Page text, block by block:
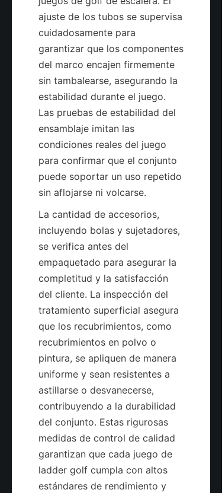
ajuste de los tubos se supervisa
cuidadosamente para
garantizar que los componentes
del marco encajen firmemente
sin tambalearse, asegurando la
estabilidad durante el juego.
Las pruebas de estabilidad del
ensamblaje imitan las
condiciones reales del juego
para confirmar que el conjunto
puede soportar un uso repetido
La cantidad de accesorios,
incluyendo bolas y sujetadores,
se verifica antes del
empaquetado para asegurar la
completitud y la satisfacción
del cliente. La inspección del
tratamiento superficial asegura
que los recubrimientos, como
recubrimientos en polvo o
pintura, se apliquen de manera
uniforme y sean resistentes a
astillarse o desvanecerse,
contribuyendo a la durabilidad
del conjunto. Estas rigurosas
medidas de control de calidad
garantizan que cada juego de
ladder golf cumpla con altos
estándares de rendimiento y